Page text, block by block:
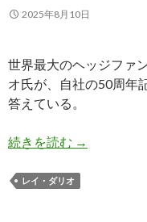
2025年8月10日
世界最大のヘッジファ
オ氏が、自社の50周年
答えている。
続きを読む レイ・ダリ
→
レイ・ダリオ